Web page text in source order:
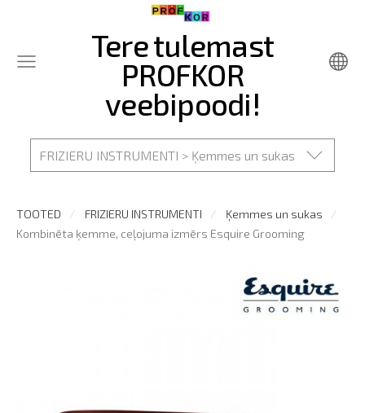
Tere tulemast
PROFKOR
veebipoodi!
FRIZIERU INSTRUMENTI > Ķemmes un sukas
TOOTED FRIZIERU INSTRUMENTI
Ķemmes un sukas
Kombinēta ķemme, ceļojuma izmērs Esquire Grooming